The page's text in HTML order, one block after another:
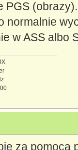
PGS (obrazy).
normalnie
w ASS albo
za pomocą